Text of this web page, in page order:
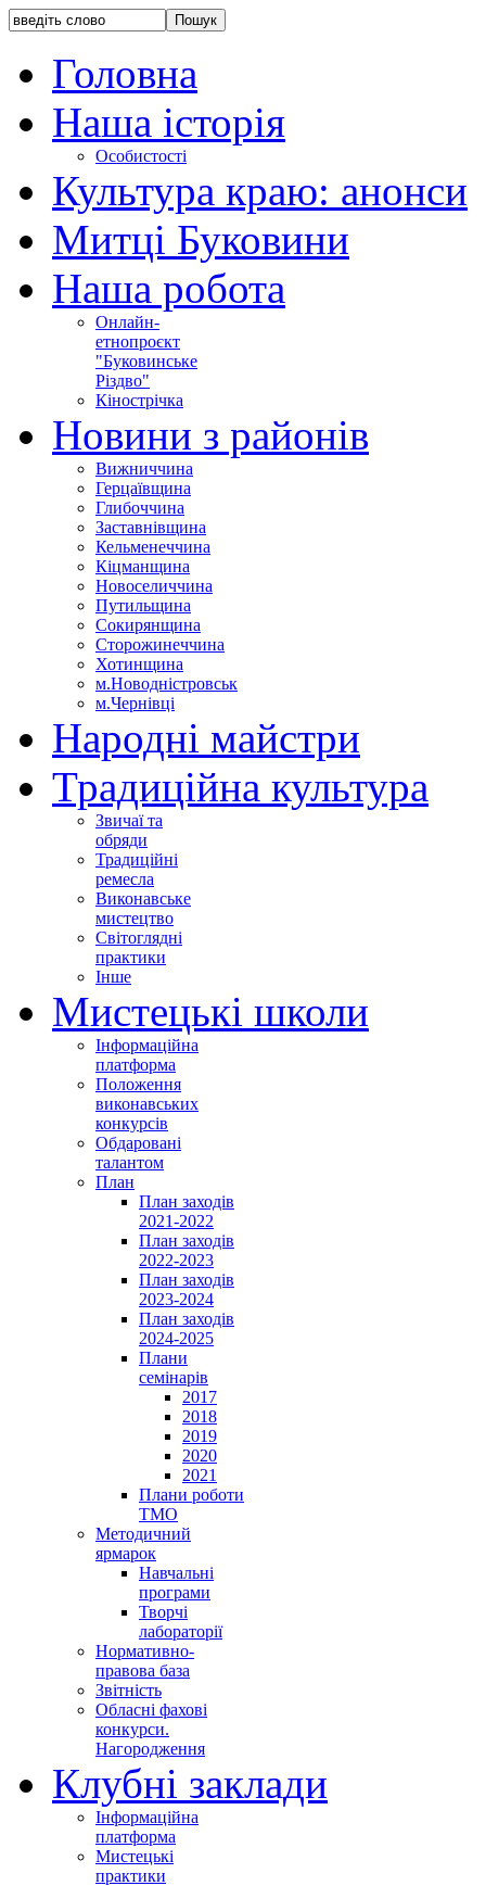
Головна
Наша історія
Особистості
Культура краю: анонси
Митці Буковини
Наша робота
Онлайн-
етнопроєкт
"Буковинське
Різдво"
Кінострічка
Новини з районів
Вижниччина
Герцаївщина
Глибоччина
Заставнівщина
Кельменеччина
Кіцманщина
Новоселиччина
Путильщина
Сокирянщина
Сторожинеччина
Хотинщина
м.Новодністровськ
м.Чернівці
Народні майстри
Традиційна культура
Звичаї та
обряди
Традиційні
ремесла
Виконавське
мистецтво
Світоглядні
практики
Інше
Мистецькі школи
Інформаційна
платформа
Положення
виконавських
конкурсів
Обдаровані
талантом
План
План заходів
2021-2022
План заходів
2022-2023
План заходів
2023-2024
План заходів
2024-2025
Плани
семінарів
2017
2018
2019
2020
2021
Плани роботи
ТМО
Методичний
ярмарок
Навчальні
програми
Творчі
лабораторії
Нормативно-
правова база
Звітність
Обласні фахові
конкурси.
Нагородження
Клубні заклади
Інформаційна
платформа
Мистецькі
практики